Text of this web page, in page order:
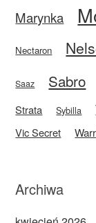
Marynka
Nectaron
Saaz Sabro
Strata Sybilla
Vic Secret
Archiwa